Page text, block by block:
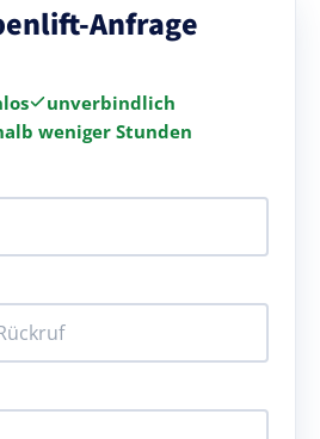
Anfrage
unverbindlich
weniger Stunden